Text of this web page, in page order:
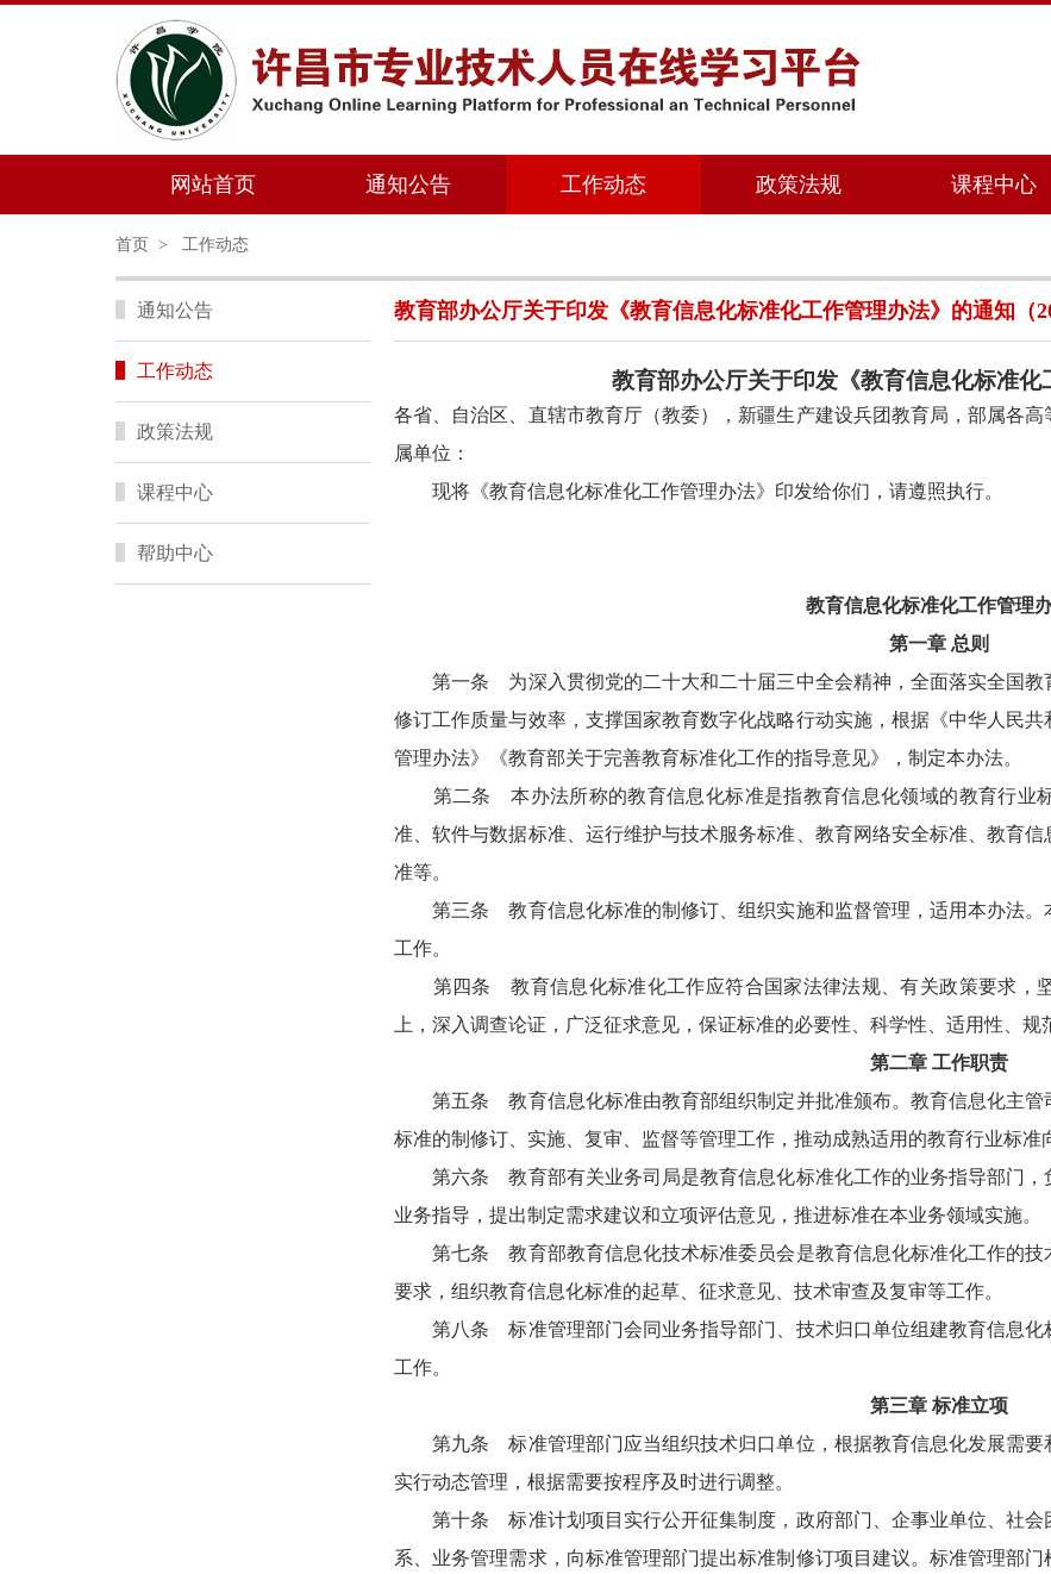
网站首页 通知公告 工作动态 政策法规 课程中心
首页 > 工作动态
通知公告
工作动态
政策法规
课程中心
帮助中心
教育部办公厅关于印发《教育信息化标准化工作管理办法》的通知（
教育部办公厅关于印发《教育信息化标准化
各省、自治区、直辖市教育厅（教委），新疆生产建设兵团教育局，部属各
属单位：
现将《教育信息化标准化工作管理办法》印发给你们，请遵照执行。
教育信息化标准化工作管理
第一章 总则
第一条 为深入贯彻党的二十大和二十届三中全会精神，全面落实全国教
修订工作质量与效率，支撑国家教育数字化战略行动实施，根据《中华人民
管理办法》《教育部关于完善教育标准化工作的指导意见》，制定本办法。
第二条 本办法所称的教育信息化标准是指教育信息化领域的教育行业
准、软件与数据标准、运行维护与技术服务标准、教育网络安全标准、教育
准等。
第三条 教育信息化标准的制修订、组织实施和监督管理，适用本办法。
工作。
第四条 教育信息化标准化工作应符合国家法律法规、有关政策要求，
上，深入调查论证，广泛征求意见，保证标准的必要性、科学性、适用性、
第二章 工作职责
第五条 教育信息化标准由教育部组织制定并批准颁布。教育信息化主管
标准的制修订、实施、复审、监督等管理工作，推动成熟适用的教育行业标准
第六条 教育部有关业务司局是教育信息化标准化工作的业务指导部门，
业务指导，提出制定需求建议和立项评估意见，推进标准在本业务领域实施。
第七条 教育部教育信息化技术标准委员会是教育信息化标准化工作的技
要求，组织教育信息化标准的起草、征求意见、技术审查及复审等工作。
第八条 标准管理部门会同业务指导部门、技术归口单位组建教育信息化
工作。
第三章 标准立项
第九条 标准管理部门应当组织技术归口单位，根据教育信息化发展需要
实行动态管理，根据需要按程序及时进行调整。
第十条 标准计划项目实行公开征集制度，政府部门、企事业单位、社会
系、业务管理需求，向标准管理部门提出标准制修订项目建议。标准管理部